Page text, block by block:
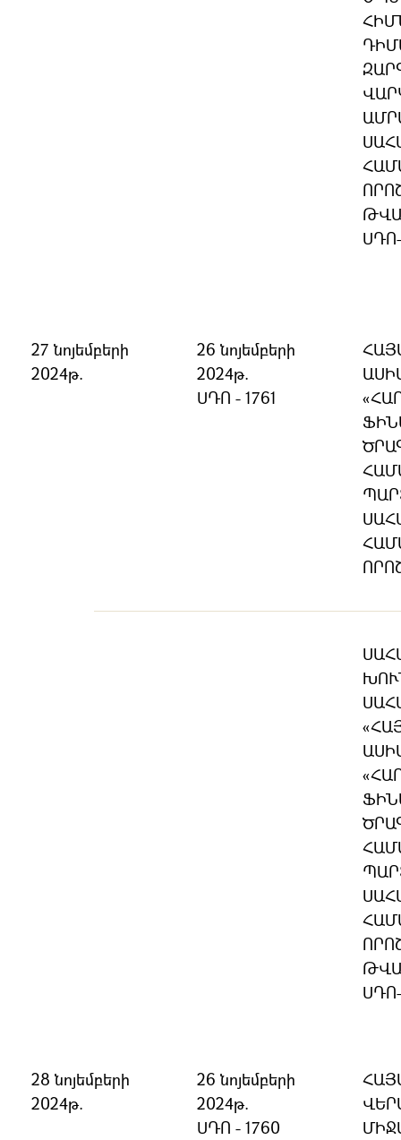
27 նոյեմբերի
2024թ.
26 նոյեմբերի
2024թ.
ՍԴՈ - 1761
28 նոյեմբերի
2024թ.
26 նոյեմբերի
2024թ.
ՍԴՈ - 1760